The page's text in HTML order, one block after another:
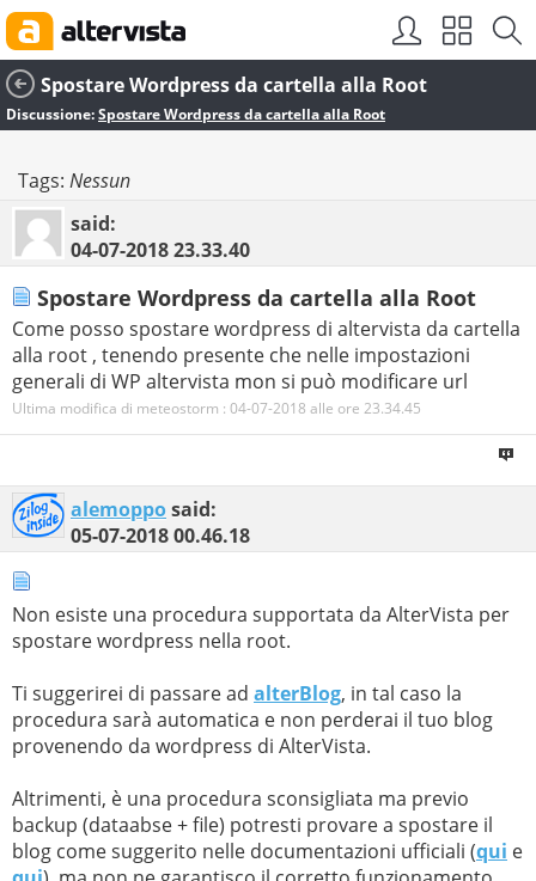
Spostare Wordpress da cartella alla Root
Discussione:Spostare Wordpress da cartella alla Root
Tags: Nessun
said:
04-07-201823.33.40
Spostare Wordpress da cartella alla Root
Come posso spostare wordpress di altervista da cartella
alla root , tenendo presente che nelle impostazioni
generali di WP altervista mon si può modificare url
Ultima modifica di meteostorm : 04-07-2018 alle ore 23.34.45
alemopposaid:
05-07-201800.46.18
Non esiste una procedura supportata da AlterVista per
spostare wordpress nella root.
Ti suggerirei di passare ad alterBlog, in tal caso la
procedura sarà automatica e non perderai il tuo blog
provenendo da wordpress di AlterVista.
Altrimenti, è una procedura sconsigliata ma previo
backup (dataabse + file) potresti provare a spostare il
blog come suggerito nelle documentazioni ufficiali (qui e